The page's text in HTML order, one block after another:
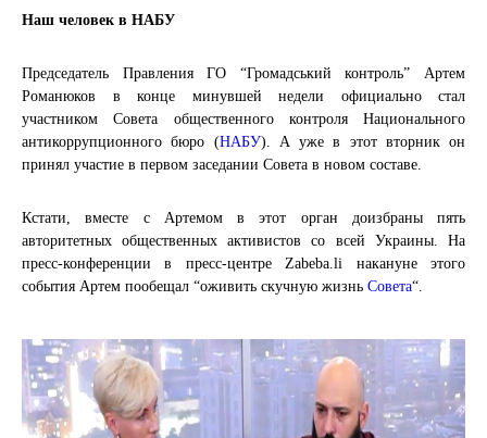
Наш человек в НАБУ
Председатель Правления ГО “Громадський контроль” Артем
Романюков в конце минувшей недели официально стал
участником Совета общественного контроля Национального
антикоррупционного бюро (НАБУ). А уже в этот вторник он
принял участие в первом заседании Совета в новом составе.
Кстати, вместе с Артемом в этот орган доизбраны пять
авторитетных общественных активистов со всей Украины. На
пресс-конференции в пресс-центре Zabeba.li накануне этого
события Артем пообещал “оживить скучную жизнь Совета“.